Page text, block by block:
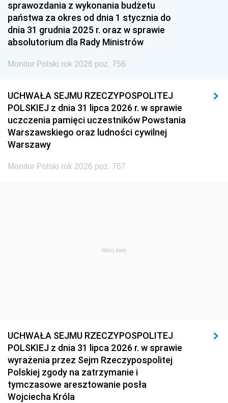
1951 1950
1948 1947 1946
1939 1938
sprawozdania z wykonania budżetu
państwa za okres od dnia 1 stycznia do
dnia 31 grudnia 2025 r. oraz w sprawie
absolutorium dla Rady Ministrów
Monitor Polski rok 2026 poz. 756
UCHWAŁA SEJMU RZECZYPOSPOLITEJ
POLSKIEJ z dnia 31 lipca 2026 r. w sprawie
uczczenia pamięci uczestników Powstania
Warszawskiego oraz ludności cywilnej
Warszawy
Monitor Polski rok 2026 poz. 767
REKLAMA
UCHWAŁA SEJMU RZECZYPOSPOLITEJ
POLSKIEJ z dnia 31 lipca 2026 r. w sprawie
wyrażenia przez Sejm Rzeczypospolitej
Polskiej zgody na zatrzymanie i
tymczasowe aresztowanie posła
Wojciecha Króla